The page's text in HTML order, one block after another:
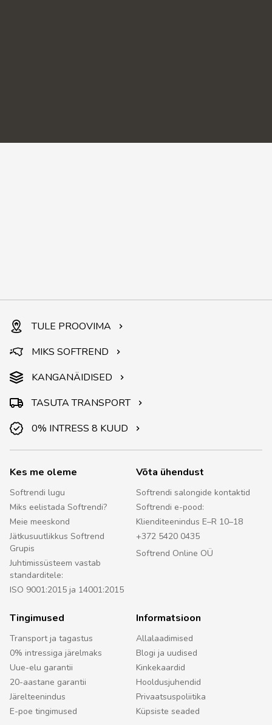
TULE PROOVIMA
MIKS SOFTREND
KANGANÄIDISED
TASUTA TRANSPORT
0% INTRESS 8 KUUD
Kes me oleme
Softrendi lugu
Miks eelistada Softrendi?
Meie meeskond
Jätkusuutlikkus Softrend
Grupis
Juhtimissüsteem vastab
standarditele:
ISO 9001:2015 ja 14001:2015
Võta ühendust
Softrendi salongide kontaktid
Softrendi e-pood:
Klienditeenindus E–R 10–18
+372 5420 0435
Softrend Online OÜ
Tingimused
Transport ja tagastus
0% intressiga järelmaks
Uue-elu garantii
20-aastane garantii
Järelteenindus
E-poe tingimused
Informatsioon
Allalaadimised
Blogi ja uudised
Kinkekaardid
Hooldusjuhendid
Privaatsuspoliitika
Küpsiste seaded